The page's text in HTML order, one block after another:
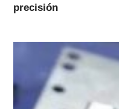
precisión